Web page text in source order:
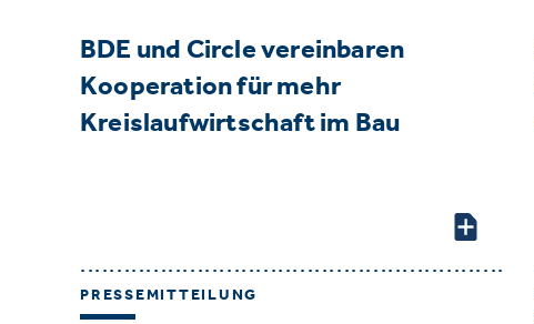
BDE und Circle vereinbaren
Kooperation für mehr
Kreislaufwirtschaft im Bau
PRESSEMITTEILUNG